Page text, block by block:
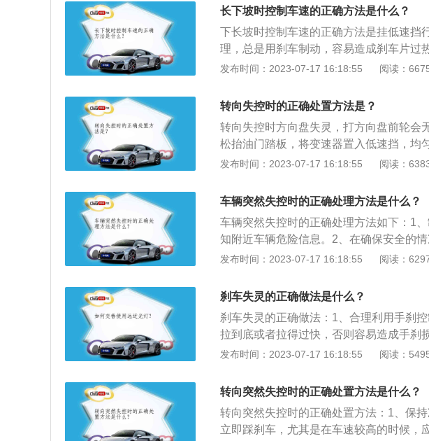
上非常危险，人一旦疲劳，身体反应能力
行驶。利用车的保险杠、车厢等刚性部位
坡）摩擦、碰撞，达到强行停车脱险，尽
程度：如果发生车祸或者出现紧急制动
背，两脚一前一后用力向前蹬，这样消耗
轻受害的程度。
长下坡时控制车速的正确方法是什么？
下长坡时控制车速的正确方法是挂低速挡
理，总是用刹车制动，容易造成刹车片过
故。以下为汽车下长坡更多介绍：1、手
围之内即可。2、自动挡的车辆，或者手
点：首先在下坡的时候手自一体的车不能
损伤，同时速度不好控制，容易刹车片过
坡距离较长的长下坡，先将车辆切换至手
动模式的3挡，利用发动机的制动配合刹
即可。有的车辆带有L低速挡，可以将变速
发布时间：2023-07-17 16:18:55 阅读：
转向失控时的正确处置方法是？
转向失控时方向盘失灵，打方向盘前轮会
松抬油门踏板，将变速器置入低速挡，均
降时，踩下脚制动，使车辆逐渐停下。以
脚制动，使车辆逐渐停下。2、在车辆处
直线上时，应先利用手制动减速，后踩下
号示警，如打开紧急闪烁灯、鸣喇叭、打
动，以免造成翻车。也不可摘挡滑行或踩
速。对装有动力转向的车辆，若突然发现
发布时间：2023-07-17 16:18:55 阅读：
车辆突然失控时的正确处理方法是什么？
车辆突然失控时的正确处理方法如下：1
知附近车辆危险信息。2、在确保安全的
第一时间拨打救援电话，等待拖车处理。
向的车辆，驾驶人突然发现转向困难，操
车，查明原因。5、转向失控后，若车辆
踏、放松制动踏板，使车辆尽快减速停车
发布时间：2023-07-17 16:18:55 阅读：
刹车失灵的正确做法是什么？
刹车失灵的正确做法：1、合理利用手刹
拉到底或者拉得过快，否则容易造成手刹
拉到底；2、适当降低挡位控制车速，使
大声鸣笛提醒前方车辆注意让道，并及时
者高速公路或连续下山路段设置的紧急避
发布时间：2023-07-17 16:18:55 阅读：
转向突然失控时的正确处置方法是什么？
转向突然失控时的正确处置方法：1、保
立即踩刹车，尤其是在车速较高的时候，